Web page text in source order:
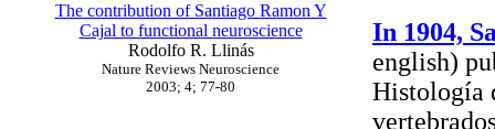
The contribution of Santiago Ramon Y
Cajal to functional neuroscience
Rodolfo R. Llinás
Nature Reviews Neuroscience
2003; 4; 77-80
In 1904,
english)
Histología